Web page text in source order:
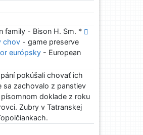
family - Bison H. Sm. *
chov - game preserve
európsky - European
pokúšali chovať ich
sa zachovalo z panstiev
doklade z roku
Zubry v Tatranskej